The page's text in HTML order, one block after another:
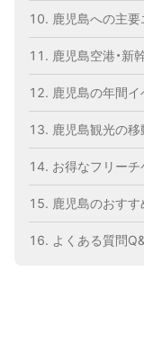
鹿児島への主要
鹿児島空港・新
鹿児島の年間
鹿児島観光の
お得なフリーチ
鹿児島のおす
よくある質問